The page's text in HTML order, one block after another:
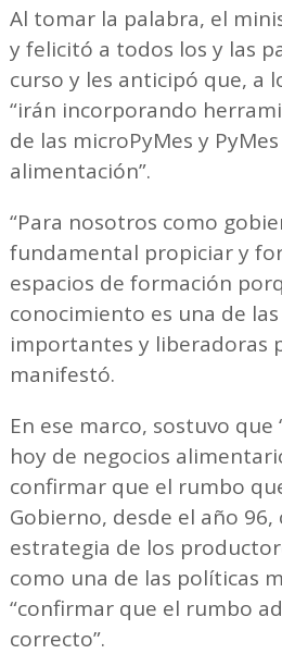
Al tomar la palabra, el
y felicitó a todos los y las
curso y les anticipó que, a
“irán incorporando
de las microPyMes y
alimentación”.
“Para nosotros como
fundamental propiciar y
espacios de formación
conocimiento es una de
importantes y liberadoras
manifestó.
En ese marco, sostuvo
hoy de negocios
confirmar que el rumbo
Gobierno, desde el año
estrategia de los
como una de las políticas
“confirmar que el rumbo
correcto”.